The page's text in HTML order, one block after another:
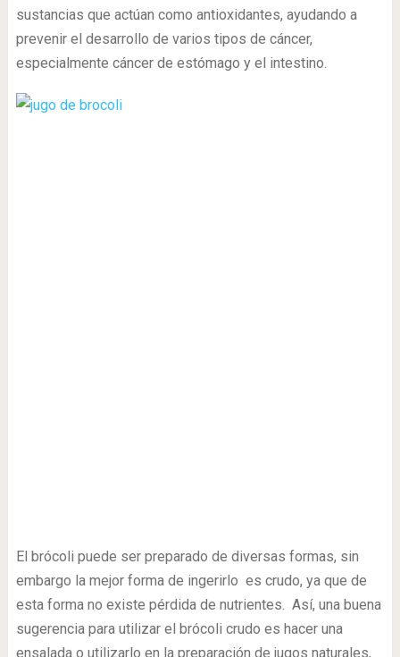
sustancias que actúan como antioxidantes, ayudando a
prevenir el desarrollo de varios tipos de cáncer,
especialmente cáncer de estómago y el intestino.
El brócoli puede ser preparado de diversas formas, sin
embargo la mejor forma de ingerirlo es crudo, ya que de
esta forma no existe pérdida de nutrientes. Así, una buena
sugerencia para utilizar el brócoli crudo es hacer una
ensalada o utilizarlo en la preparación de jugos naturales,